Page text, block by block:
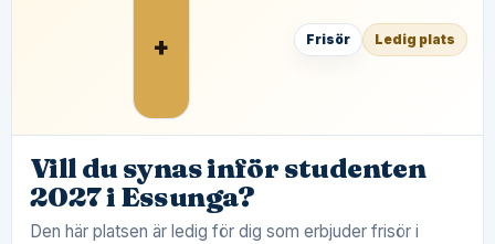
+ Frisör Ledig plats
Vill du synas inför studenten
2027 i Essunga?
Den här platsen är ledig för dig som erbjuder frisör i